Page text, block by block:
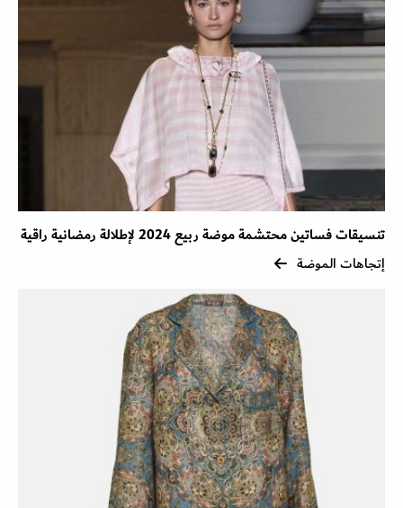
تنسيقات فساتين محتشمة موضة ربيع 2024 لإطلالة رمضانية راقية
إتجاهات الموضة